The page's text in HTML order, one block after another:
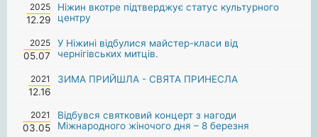
2025
12.29
Ніжин вкотре підтверджує статус культурного
центру
2025
05.07
У Ніжині відбулися майстер-класи від
чернігівських митців.
2021
12.16
ЗИМА ПРИЙШЛА - СВЯТА ПРИНЕСЛА
2021
03.05
Відбувся святковий концерт з нагоди
Міжнародного жіночого дня – 8 березня